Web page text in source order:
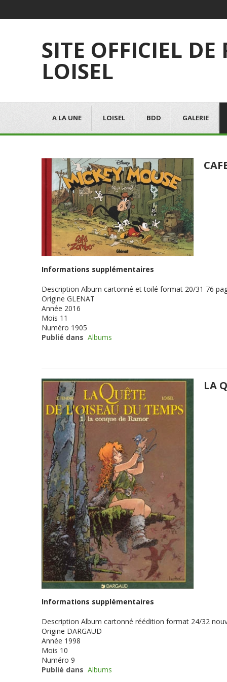
SITE OFFICIEL DE
LOISEL
A LA UNE LOISEL BDD GALERIE
Informations supplémentaires
Description Album cartonné et toilé format 20/31 76
Origine GLENAT
Année 2016
Mois 11
Numéro 1905
Publié dans Albums
LA
Informations supplémentaires
Description Album cartonné réédition format 24/32
Origine DARGAUD
Année 1998
Mois 10
Numéro 9
Publié dans Albums